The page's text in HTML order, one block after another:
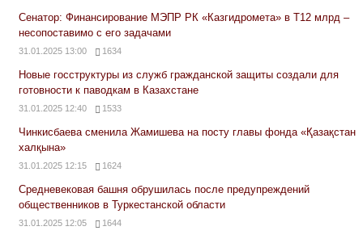
Сенатор: Финансирование МЭПР РК «Казгидромета» в Т12 млрд –
несопоставимо с его задачами
31.01.2025 13:00 1634
Новые госструктуры из служб гражданской защиты создали для
готовности к паводкам в Казахстане
31.01.2025 12:40 1533
Чинкисбаева сменила Жамишева на посту главы фонда «Қазақстан
халқына»
31.01.2025 12:15 1624
Средневековая башня обрушилась после предупреждений
общественников в Туркестанской области
31.01.2025 12:05 1644